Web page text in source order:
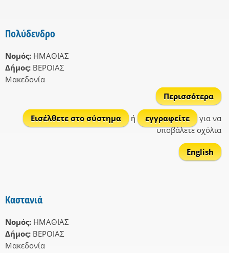
Πολύδενδρο
Νομός: ΗΜΑΘΙΑΣ
Δήμος: ΒΕΡΟΙΑΣ
Μακεδονία
Περισσότερα
Εισέλθετε στο σύστημα
ή εγγραφείτε
για να
υποβάλετε σχόλια
English
Καστανιά
Νομός: ΗΜΑΘΙΑΣ
Δήμος: ΒΕΡΟΙΑΣ
Μακεδονία